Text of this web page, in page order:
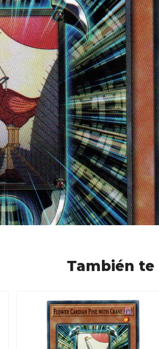
También